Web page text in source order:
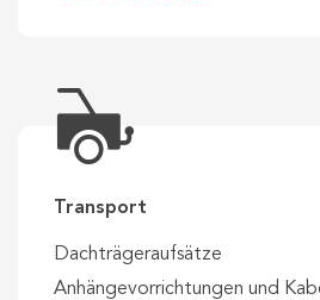
Transport
Dachträgeraufsätze
Anhängevorrichtungen und